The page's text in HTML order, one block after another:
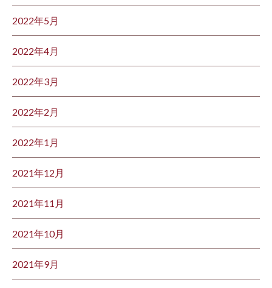
2022年5月
2022年4月
2022年3月
2022年2月
2022年1月
2021年12月
2021年11月
2021年10月
2021年9月